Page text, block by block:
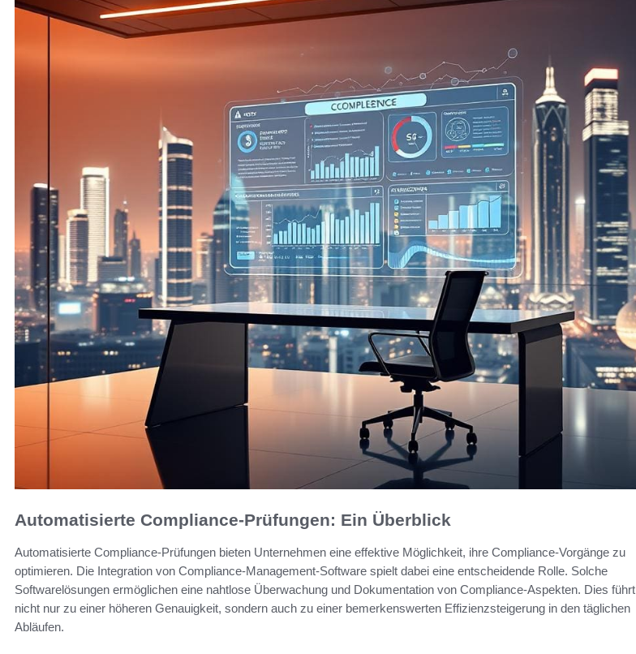
Automatisierte Compliance-Prüfungen: Ein Überblick
Automatisierte Compliance-Prüfungen bieten Unternehmen eine effektive Möglichkeit, ihre Compliance-Vorgänge zu
optimieren. Die Integration von Compliance-Management-Software spielt dabei eine entscheidende Rolle. Solche
Softwarelösungen ermöglichen eine nahtlose Überwachung und Dokumentation von Compliance-Aspekten. Dies führt
nicht nur zu einer höheren Genauigkeit, sondern auch zu einer bemerkenswerten Effizienzsteigerung in den täglichen
Abläufen.